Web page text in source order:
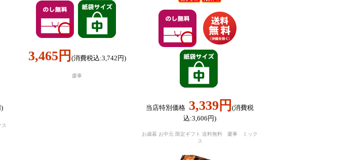
3,465円 (消費税込:3,742円)
慶事
当店特別価格 3,339円 (消費税
込:3,606円)
お歳暮 お中元 限定ギフト 送料無料 慶事 ミック
ス